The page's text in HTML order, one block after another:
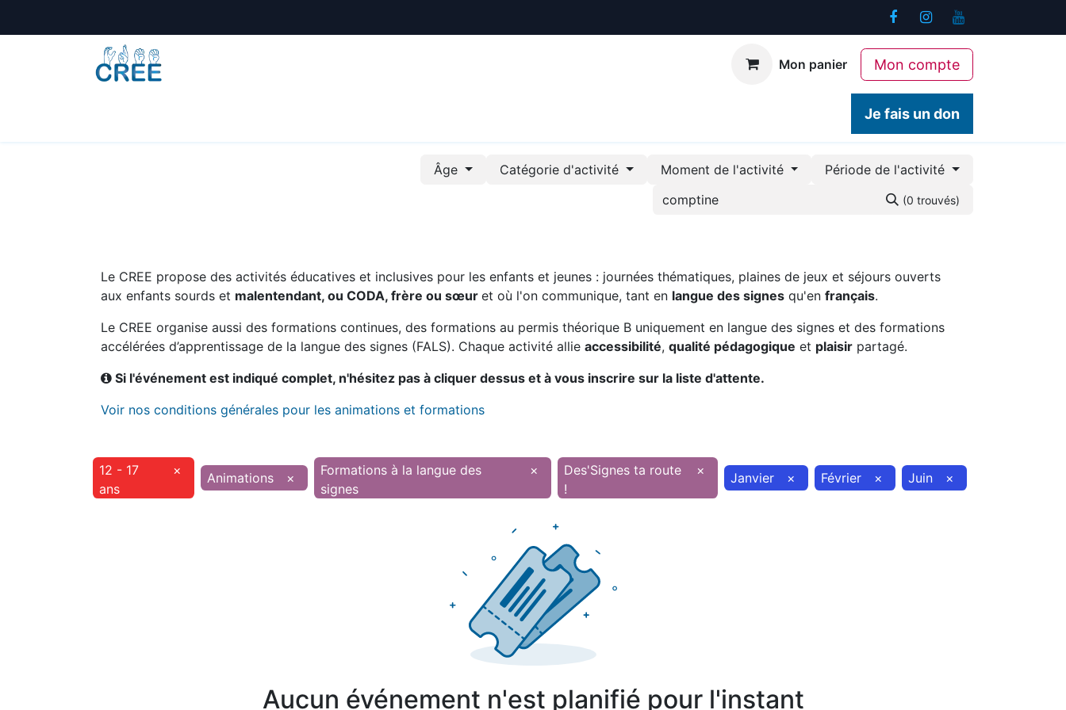
Mon panier Mon compte
Je fais un don
Âge Catégorie d'activité Moment de l'activité Période de l'activité
(0 trouvés)
Le CREE propose des activités éducatives et inclusives pour les enfants et jeunes : journées thématiques, plaines de jeux et séjours ouverts
aux enfants sourds et malentendant, ou CODA, frère ou sœur et où l'on communique, tant en langue des signes qu'en français.
Le CREE organise aussi des formations continues, des formations au permis théorique B uniquement en langue des signes et des formations
accélérées d’apprentissage de la langue des signes (FALS). Chaque activité allie accessibilité, qualité pédagogique et plaisir partagé.
Si l'événement est indiqué complet, n'hésitez pas à cliquer dessus et à vous inscrire sur la liste d'attente.
Voir nos conditions générales pour les animations et formations
12 - 17
ans
× Animations ×
Formations à la langue des
signes
×
Des'Signes ta route
!
× Janvier × Février × Juin ×
Aucun événement n'est planifié pour l'instant